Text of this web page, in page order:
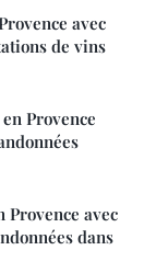
avec
de vins
Provence
Provence avec
dans